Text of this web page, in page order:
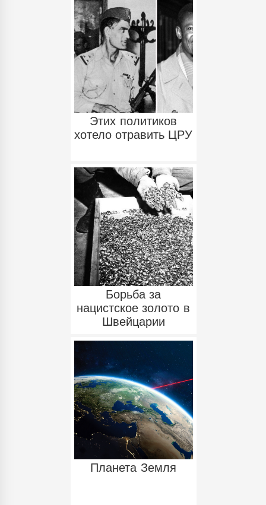
Этих политиков
хотело отравить ЦРУ
Борьба за
нацистское золото в
Швейцарии
Планета Земля